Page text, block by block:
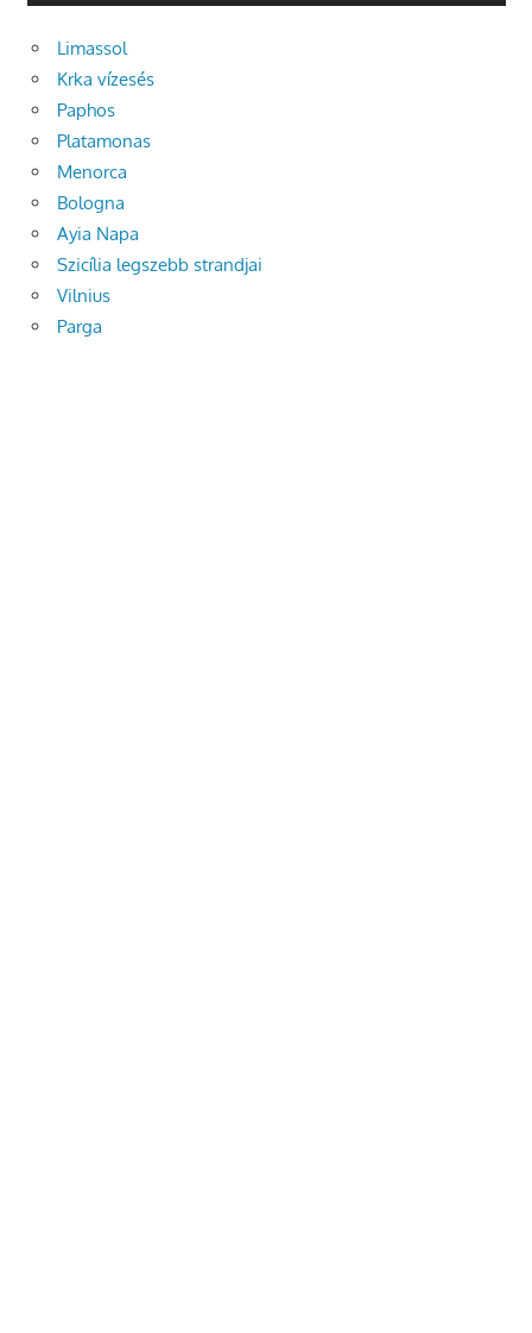
Limassol
Krka vízesés
Paphos
Platamonas
Menorca
Bologna
Ayia Napa
Szicília legszebb strandjai
Vilnius
Parga